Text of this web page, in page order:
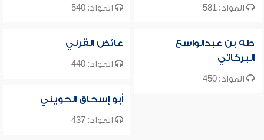
المواد: 581 المواد: 540
طه بن عبدالواسع
البركاتي
المواد: 450
عائض القرني
المواد: 440
أبو إسحاق الحويني
المواد: 437